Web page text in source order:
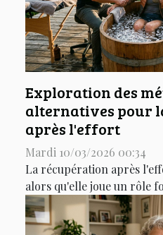
Exploration des
alternatives pour
après l'effort
Mardi 10/03/2026 00:34
La récupération après
alors qu'elle joue un rôle